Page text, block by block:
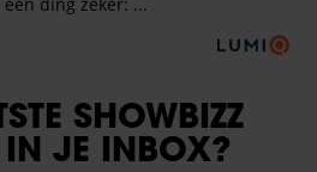
SHOWBIZZ
IN JE INBOX?